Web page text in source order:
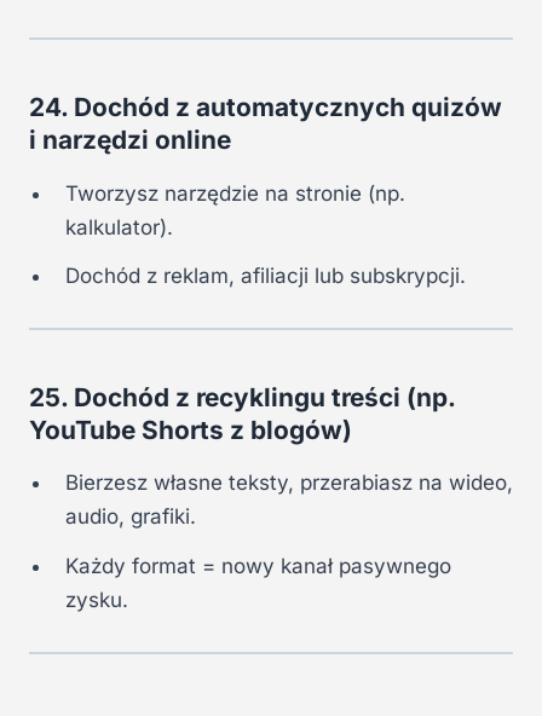
24. Dochód z automatycznych quizów
i narzędzi online
Tworzysz narzędzie na stronie (np.
kalkulator).
Dochód z reklam, afiliacji lub subskrypcji.
25. Dochód z recyklingu treści (np.
YouTube Shorts z blogów)
Bierzesz własne teksty, przerabiasz na wideo,
audio, grafiki.
Każdy format = nowy kanał pasywnego
zysku.